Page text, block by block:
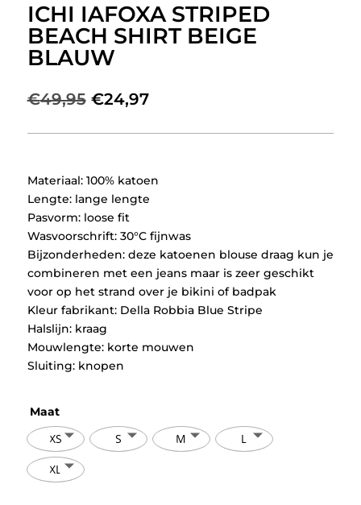
ICHI IAFOXA STRIPED
BEACH SHIRT BEIGE
BLAUW
€49,95 Oorspronkelijke
was:
€24,97Huidige
is:
Materiaal: 100% katoen
Lengte: lange lengte
Pasvorm: loose fit
Wasvoorschrift: 30°C fijnwas
Bijzonderheden: deze katoenen blouse draag kun je
combineren met een jeans maar is zeer geschikt
voor op het strand over je bikini of badpak
Kleur fabrikant: Della Robbia Blue Stripe
Halslijn: kraag
Mouwlengte: korte mouwen
Sluiting: knopen
Maat
XS S M
L
XL